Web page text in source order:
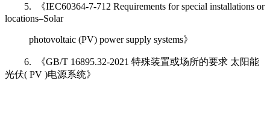
5. 《IEC60364-7-712 Requirements for special installations or
locations–Solar
photovoltaic (PV) power supply systems》
6. 《GB/T 16895.32-2021 特殊装置或场所的要求 太阳能
光伏( PV )电源系统》